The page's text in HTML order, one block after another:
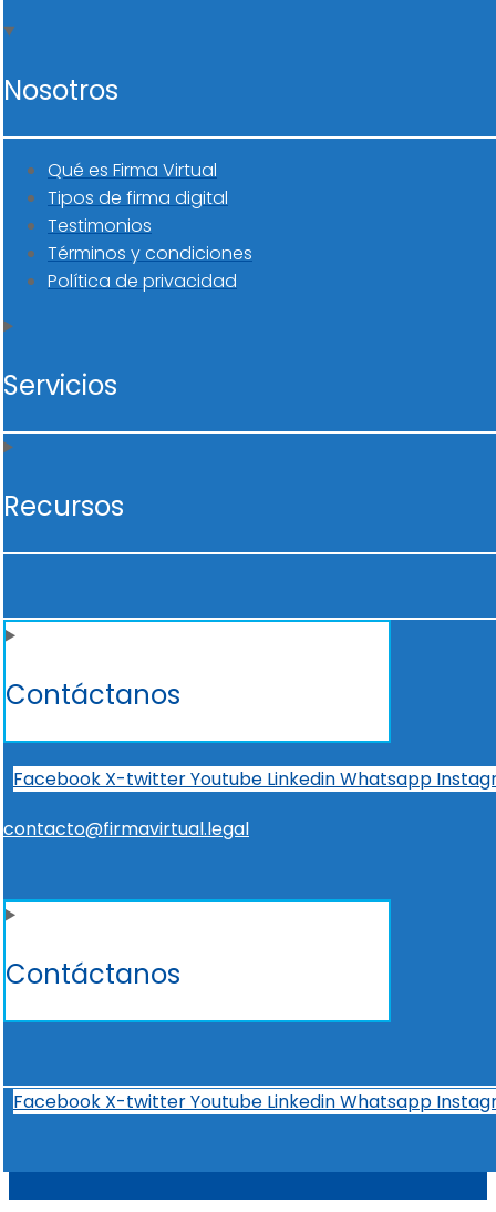
Nosotros
Qué es Firma Virtual
Tipos de firma digital
Testimonios
Términos y condiciones
Política de privacidad
Servicios
Recursos
Contáctanos
Facebook X-twitterYoutube LinkedinWhatsapp
contacto@firmavirtual.legal
Contáctanos
Facebook X-twitterYoutube LinkedinWhatsapp